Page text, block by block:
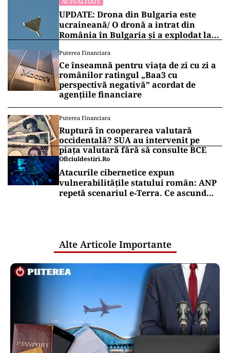
UPDATE: Drona din Bulgaria este
ucraineană/ O dronă a intrat din
România în Bulgaria şi a explodat la
Puterea Financiara
Ce înseamnă pentru viața de zi cu zi a
românilor ratingul „Baa3 cu
perspectivă negativă” acordat de
agențiile financiare
Puterea Financiara
Ruptură în cooperarea valutară
occidentală? SUA au intervenit pe
piața valutară fără să consulte BCE
Oficiuldestiri.ro
Atacurile cibernetice expun
vulnerabilitățile statului român: ANP
repetă scenariul e‑Terra. Ce ascund
Alte Articole Importante